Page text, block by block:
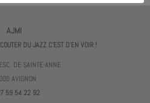
AJMI
DU JAZZ C'EST D'EN VOIR !
DE SAINTE-ANNE
AVIGNON
59 54 22 92